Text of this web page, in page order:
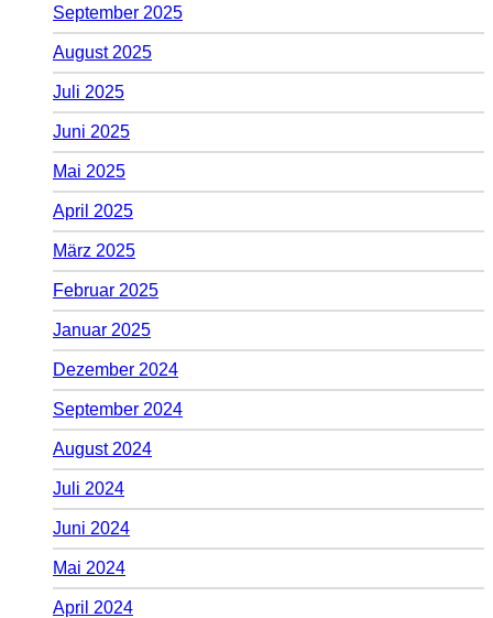
September 2025
August 2025
Juli 2025
Juni 2025
Mai 2025
April 2025
März 2025
Februar 2025
Januar 2025
Dezember 2024
September 2024
August 2024
Juli 2024
Juni 2024
Mai 2024
April 2024